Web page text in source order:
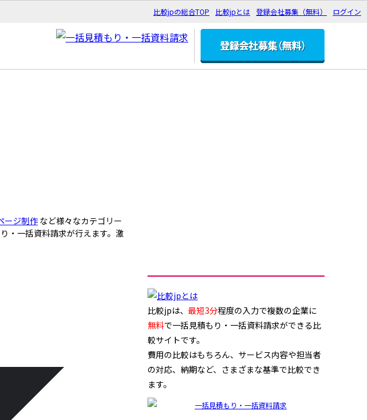
ログイン
登録会社募集（無料）
比較jpとは
比較jpの総合TOP
ージ制作など様々なカテゴリー
・一括資料請求が行えます。激
比較jpは、 最短3分程度の入力で複数の企業に
無料で一括見積もり・一括資料請求ができる比
較サイトです。
費用の比較はもちろん、サービス内容や担当者
の対応、納期など、さまざまな基準で比較でき
ます。